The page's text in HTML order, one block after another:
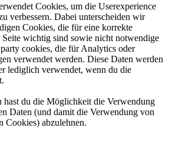
Cookies, um die Userexperience
verbessern. Dabei unterscheiden wir
Cookies, die für eine korrekte
wichtig sind sowie nicht notwendige
cookies, die für Analytics oder
verwendet werden. Diese Daten werden
lediglich verwendet, wenn du die
hast du die Möglichkeit die Verwendung
Daten (und damit die Verwendung von
Cookies) abzulehnen.